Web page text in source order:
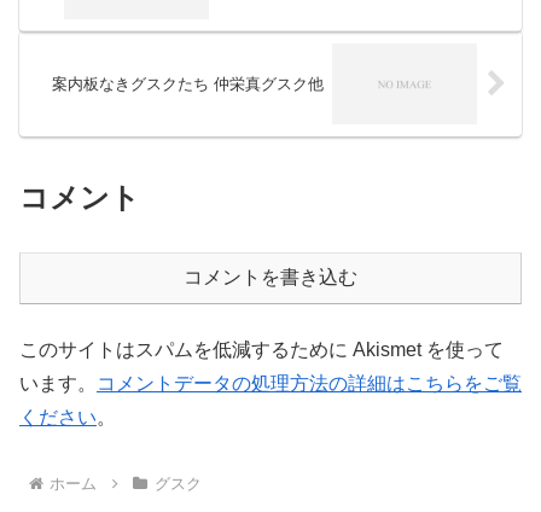
案内板なきグスクたち 仲栄真グスク他
コメント
コメントを書き込む
このサイトはスパムを低減するために Akismet を使って
います。
コメントデータの処理方法の詳細はこちらをご覧
ください。
ホーム グスク